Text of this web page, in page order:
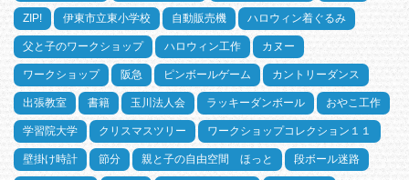
ZIP! 伊東市立東小学校 自動販売機 ハロウィン着ぐるみ
父と子のワークショップ ハロウィン工作 カヌー
ワークショップ 阪急 ピンボールゲーム カントリーダンス
出張教室 書籍 玉川法人会 ラッキーダンボール おやこ工作
学習院大学 クリスマスツリー ワークショップコレクション１１
壁掛け時計 節分 親と子の自由空間 ほっと 段ボール迷路